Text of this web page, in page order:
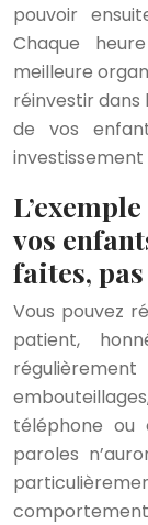
pouvoir
Chaque
meilleure
réinvestir
de vos
investissement
vos
faites,
Vous pouvez
patient,
téléphone ou
paroles